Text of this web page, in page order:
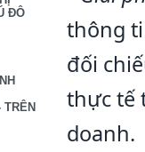
ĐÔ
TRÊN
thông
đối
thực tế
doanh.